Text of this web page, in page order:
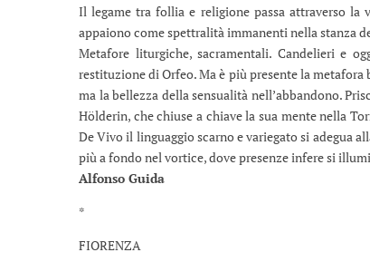
Il legame tra follia e religione passa attraverso la
appaiono come spettralità immanenti nella stanza
Metafore liturgiche, sacramentali. Candelieri e
restituzione di Orfeo. Ma è più presente la
ma la bellezza della sensualità nell’abbandono.
Hölderin, che chiuse a chiave la sua mente nella
De Vivo il linguaggio scarno e variegato si adegua
più a fondo nel vortice, dove presenze infere si
Alfonso Guida
*
FIORENZA